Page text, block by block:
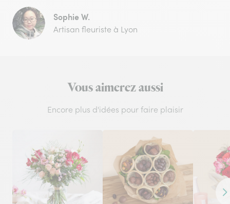
Sophie W.
Artisan fleuriste à Lyon
Vous aimerez aussi
Encore plus d'idées pour faire plaisir